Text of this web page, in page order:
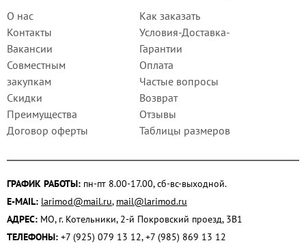
О нас
Контакты
Вакансии
Совместным
закупкам
Скидки
Преимущества
Договор оферты
Как заказать
Условия-Доставка-
Гарантии
Оплата
Частые вопросы
Возврат
Отзывы
Таблицы размеров
ГРАФИК РАБОТЫ: пн-пт 8.00-17.00, сб-вс-выходной.
E-MAIL: larimod@mail.ru, mail@larimod.ru
АДРЕС: МО, г. Котельники, 2-й Покровский проезд, 3В1
ТЕЛЕФОНЫ: +7 (925) 079 13 12, +7 (985) 869 13 12